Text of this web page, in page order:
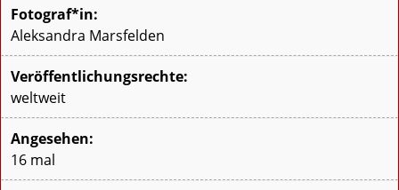
Fotograf*in:
Aleksandra Marsfelden
Veröffentlichungsrechte:
weltweit
Angesehen:
16 mal